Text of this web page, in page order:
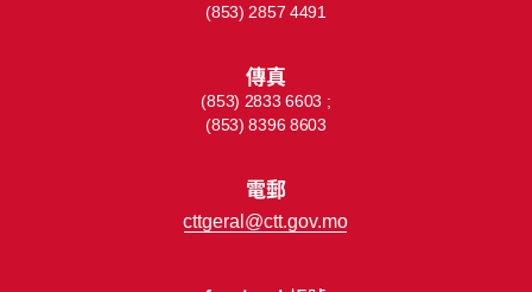
(853) 2857 4491
傳真
(853) 2833 6603 ;
(853) 8396 8603
電郵
cttgeral@ctt.gov.mo